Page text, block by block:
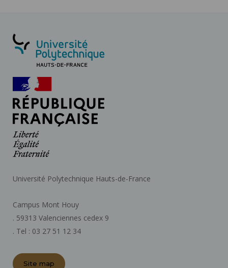
Université Polytechnique Hauts-de-France
Campus Mont Houy
. 59313 Valenciennes cedex 9
. Tel : 03 27 51 12 34
Site map